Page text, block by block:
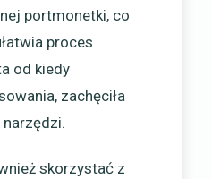
portmonetki, co
proces
od kiedy
zachęciła
skorzystać z